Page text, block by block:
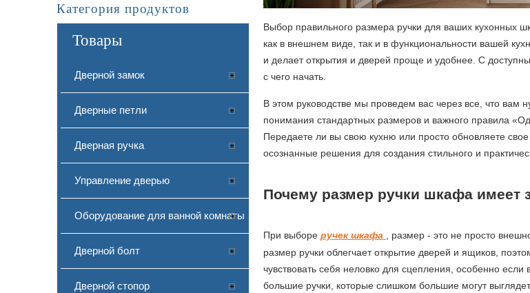
Категория продуктов
Товары
Дверной замок
Дверные петли
Дверная ручка
Управление дверью
Оборудование для ванной комнаты
Дверной болт
Дверной стопор
Выбор правильного размера ручки для ваших кухонных
как в внешнем виде, так и в функциональности вашей
и делает открытия и дверей проще и удобнее. С
с чего начать.
В этом руководстве мы проведем вас через все, что вам
понимания стандартных размеров и важного правила
Передаете ли вы свою кухню или просто обновляете
осознанные решения для создания стильного и
Почему размер ручки шкафа имеет
При выборе ручек шкафа , размер - это не просто
размер ручки облегчает открытие дверей и ящиков,
чувствовать себя неловко для сцепления, особенно
большие ручки, которые слишком большие могут